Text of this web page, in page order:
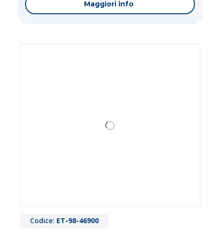
Maggiori info
Codice: ET-98-46900